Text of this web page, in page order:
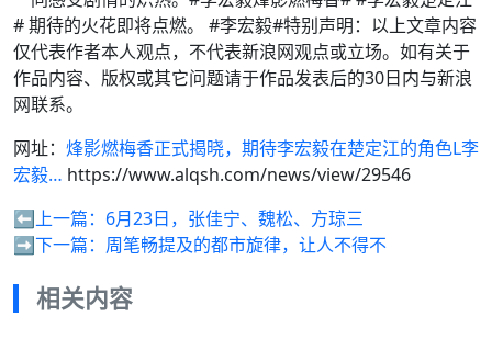
# 期待的火花即将点燃。 #李宏毅#特别声明：以上文章内容
仅代表作者本人观点，不代表新浪网观点或立场。如有关于
作品内容、版权或其它问题请于作品发表后的30日内与新浪
网联系。
网址： 烽影燃梅香正式揭晓，期待李宏毅在楚定江的角色L李
宏毅… https://www.alqsh.com/news/view/29546
⬅️上一篇： 6月23日，张佳宁、魏松、方琼三
➡️下一篇： 周笔畅提及的都市旋律，让人不得不
相关内容